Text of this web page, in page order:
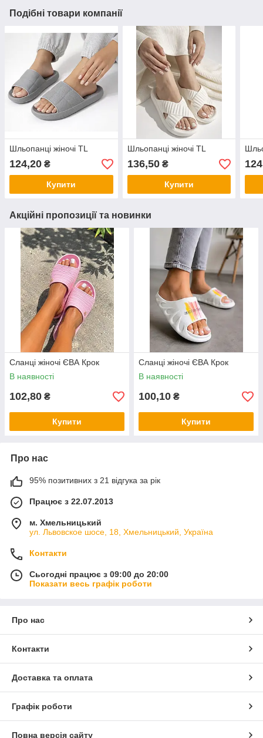
Подібні товари компанії
Шльопанці жіночі TL
124,20 ₴
Купити
Шльопанці жіночі TL
136,50₴
Купити
Акційні пропозиції та новинки
Сланці жіночі ЄВА Крок
В наявності
102,80 ₴
Купити
Сланці жіночі ЄВА Крок
В наявності
100,10 ₴
Купити
Про нас
95% позитивних з 21 відгука за рік
Працює з 22.07.2013
м. Хмельницький
ул. Львовское шосе, 18, Хмельницький, Україна
Контакти
Сьогодні працює з 09:00 до 20:00
Показати весь графік роботи
Про нас
Контакти
Доставка та оплата
Графік роботи
Повна версія сайту